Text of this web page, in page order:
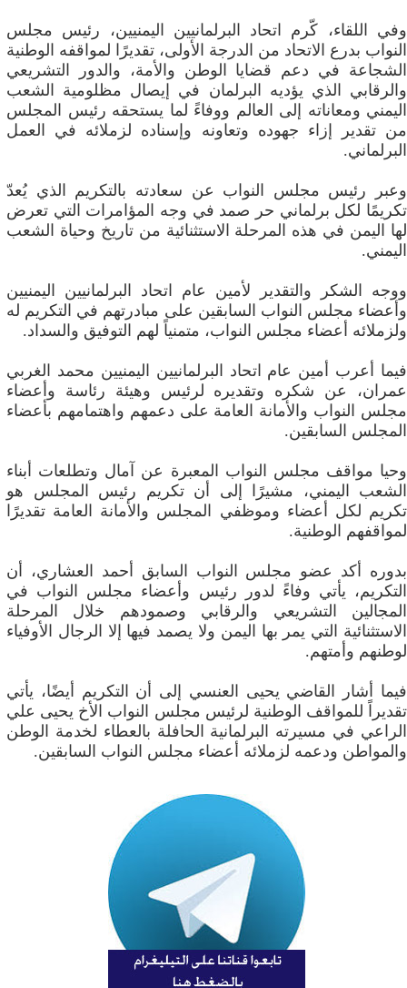
وفي اللقاء، كّرم اتحاد البرلمانيين اليمنيين، رئيس مجلس
النواب بدرع الاتحاد من الدرجة الأولى، تقديرًا لمواقفه الوطنية
الشجاعة في دعم قضايا الوطن والأمة، والدور التشريعي
والرقابي الذي يؤديه البرلمان في إيصال مظلومية الشعب
اليمني ومعاناته إلى العالم ووفاءً لما يستحقه رئيس المجلس
من تقدير إزاء جهوده وتعاونه وإسناده لزملائه في العمل
البرلماني.
وعبر رئيس مجلس النواب عن سعادته بالتكريم الذي يُعدّ
تكريمًا لكل برلماني حر صمد في وجه المؤامرات التي تعرض
لها اليمن في هذه المرحلة الاستثنائية من تاريخ وحياة الشعب
اليمني.
ووجه الشكر والتقدير لأمين عام اتحاد البرلمانيين اليمنيين
وأعضاء مجلس النواب السابقين على مبادرتهم في التكريم له
ولزملائه أعضاء مجلس النواب، متمنياً لهم التوفيق والسداد.
فيما أعرب أمين عام اتحاد البرلمانيين اليمنيين محمد الغربي
عمران، عن شكره وتقديره لرئيس وهيئة رئاسة وأعضاء
مجلس النواب والأمانة العامة على دعمهم واهتمامهم بأعضاء
المجلس السابقين.
وحيا مواقف مجلس النواب المعبرة عن آمال وتطلعات أبناء
الشعب اليمني، مشيرًا إلى أن تكريم رئيس المجلس هو
تكريم لكل أعضاء وموظفي المجلس والأمانة العامة تقديرًا
لمواقفهم الوطنية.
بدوره أكد عضو مجلس النواب السابق أحمد العشاري، أن
التكريم، يأتي وفاءً لدور رئيس وأعضاء مجلس النواب في
المجالين التشريعي والرقابي وصمودهم خلال المرحلة
الاستثنائية التي يمر بها اليمن ولا يصمد فيها إلا الرجال الأوفياء
لوطنهم وأمتهم.
فيما أشار القاضي يحيى العنسي إلى أن التكريم أيضًا، يأتي
تقديراً للمواقف الوطنية لرئيس مجلس النواب الأخ يحيى علي
الراعي في مسيرته البرلمانية الحافلة بالعطاء لخدمة الوطن
والمواطن ودعمه لزملائه أعضاء مجلس النواب السابقين.